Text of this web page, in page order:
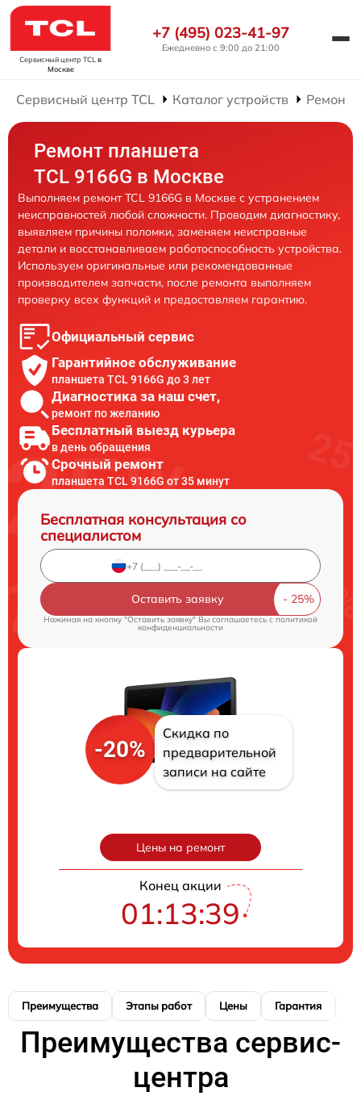
Сервисный центр TCL в
Москве
+7 (495) 023-41-97
Ежедневно с 9:00 до 21:00
Сервисный центр TCL Каталог устройств Ремонт
Ремонт планшета
TCL 9166G в Москве
Выполняем ремонт TCL 9166G в Москве с устранением
неисправностей любой сложности. Проводим диагностику,
выявляем причины поломки, заменяем неисправные
детали и восстанавливаем работоспособность устройства.
Используем оригинальные или рекомендованные
производителем запчасти, после ремонта выполняем
проверку всех функций и предоставляем гарантию.
Официальный сервис
Гарантийное обслуживание
планшета TCL 9166G до 3 лет
Диагностика за наш счет,
ремонт по желанию
Бесплатный выезд курьера
в день обращения
Срочный ремонт
планшета TCL 9166G от 35 минут
Бесплатная консультация со
специалистом
Оставить заявку
Нажимая на кнопку "Оставить заявку" Вы соглашаетесь cполитикой
конфиденциальности
-20%
Скидка по
предварительной
записи на сайте
Цены на ремонт
Конец акции
01:13:38
Преимущества Этапы работ Цены Гарантия
Преимущества сервис-
центра